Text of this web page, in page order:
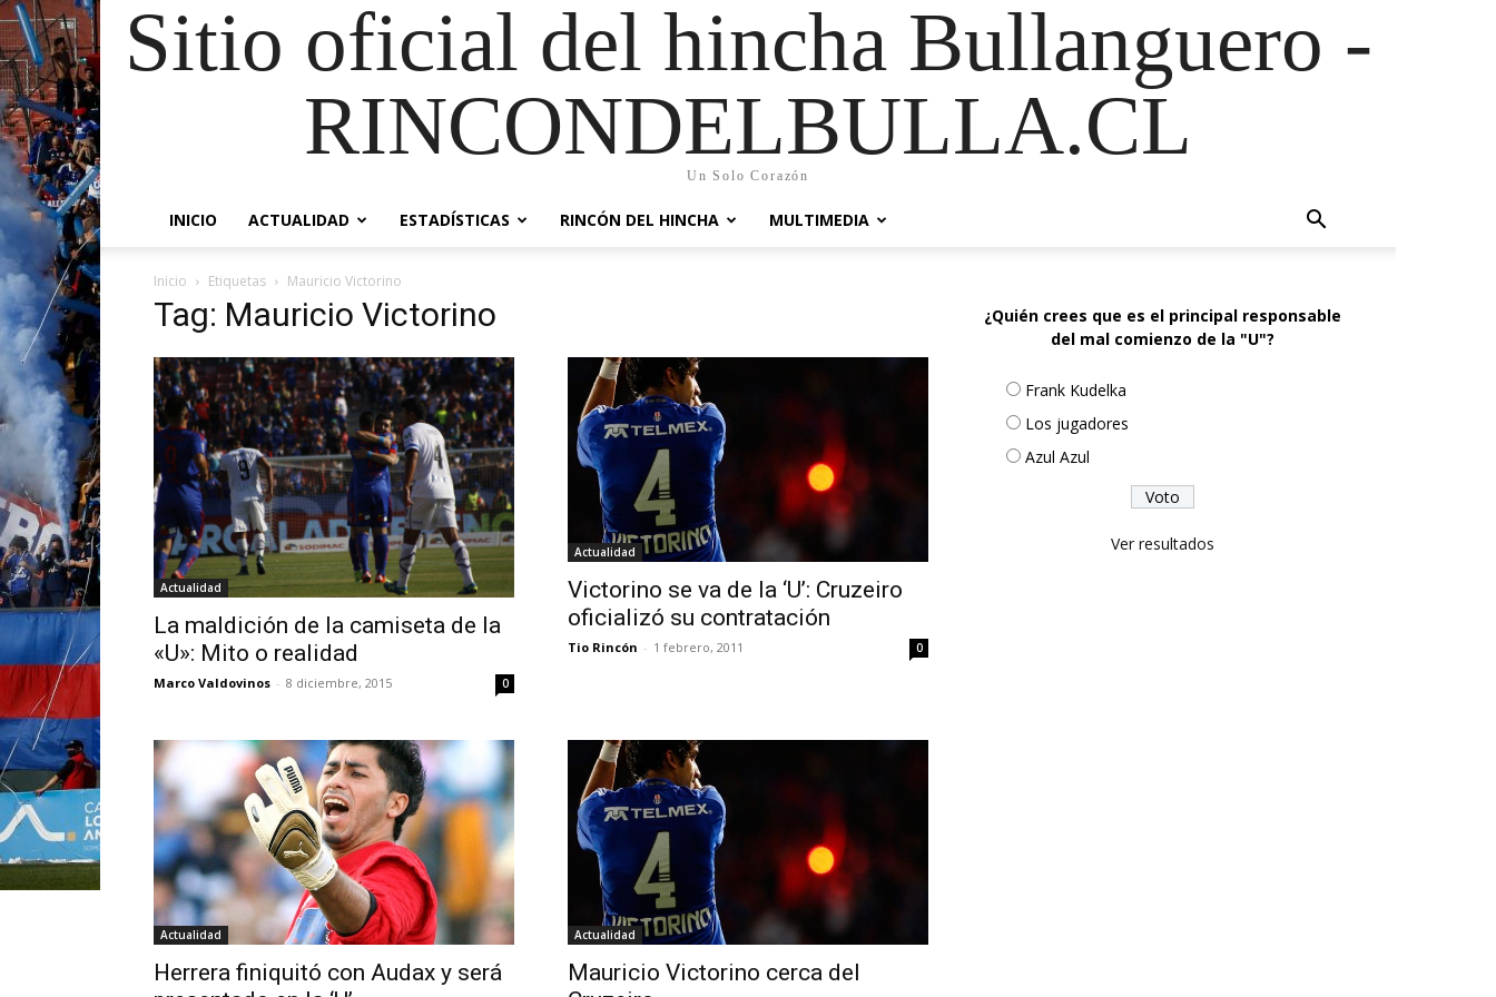
Sitio oficial del hincha Bullanguero -
RINCONDELBULLA.CL
Un Solo Corazón
INICIO ACTUALIDAD ESTADÍSTICAS RINCÓN DEL HINCHA MULTIMEDIA
Inicio Etiquetas Mauricio Victorino
Tag: Mauricio Victorino
Actualidad
La maldición de la camiseta de la
«U»: Mito o realidad
Marco Valdovinos - 8 diciembre, 2015 0
Actualidad
Victorino se va de la ‘U’: Cruzeiro
oficializó su contratación
Tio Rincón - 1 febrero, 2011 0
Actualidad
Herrera finiquitó con Audax y será
Actualidad
Mauricio Victorino cerca del
¿Quién crees que es el principal responsable
del mal comienzo de la "U"?
Frank Kudelka
Los jugadores
Azul Azul
Ver resultados